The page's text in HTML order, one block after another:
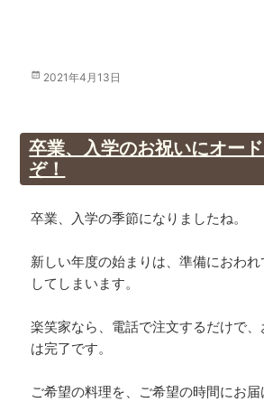
投
2021年4月13日
卒業、入学のお祝いにオー
ぞ！
卒業、入学の季節になりましたね。
新しい年度の始まりは、準備におわ
してしまいます。
楽笑家なら、電話で注文するだけで
は完了です。
ご希望の料理を、ご希望の時間にお届